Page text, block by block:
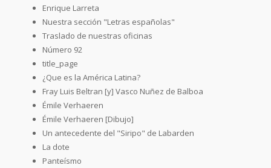
Enrique Larreta
Nuestra sección "Letras españolas"
Traslado de nuestras oficinas
Número 92
title_page
¿Que es la América Latina?
Fray Luis Beltran [y] Vasco Nuñez de Balboa
Émile Verhaeren
Émile Verhaeren [Dibujo]
Un antecedente del "Siripo" de Labarden
La dote
Panteísmo